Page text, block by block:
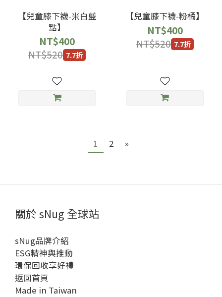
【兒童膝下襪-米白藍
點】
NT$400
NT$520 7.7折
【兒童膝下襪-粉橘】
NT$400
NT$520 7.7折
1 2 »
關於 sNug 全球站
sNug品牌介紹
ESG精神與推動
環保回收享好禮
返回首頁
Made in Taiwan